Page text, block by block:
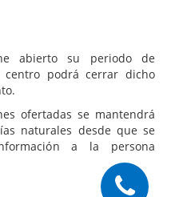
abierto su periodo de
podrá cerrar dicho
ofertadas se mantendrá
naturales desde que se
a la persona